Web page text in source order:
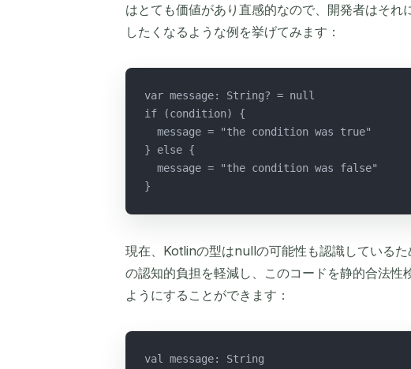
はとても価値があり直感的なので、開発者はそ
したくなるような例を挙げてみます：
var message: String? = null
if (condition) {
  message = "the condition was true"
} else {
  message = "the condition was false"
}
現在、Kotlinの型はnullの可能性も認識している
の認知的負担を軽減し、このコードを静的合法性
ようにすることができます：
val message: String